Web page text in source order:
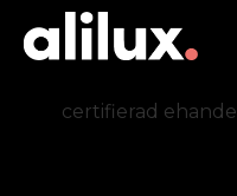
certifierad ehandel